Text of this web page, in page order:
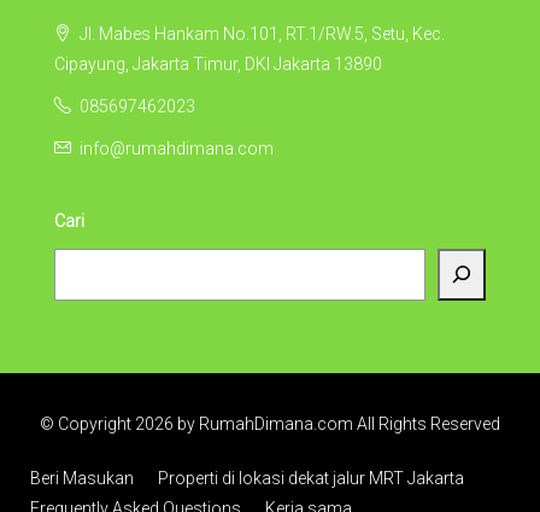
Jl. Mabes Hankam No.101, RT.1/RW.5, Setu, Kec.
Cipayung, Jakarta Timur, DKI Jakarta 13890
085697462023
info@rumahdimana.com
Cari
© Copyright 2026 by RumahDimana.com All Rights Reserved
Beri Masukan
Properti di lokasi dekat jalur MRT Jakarta